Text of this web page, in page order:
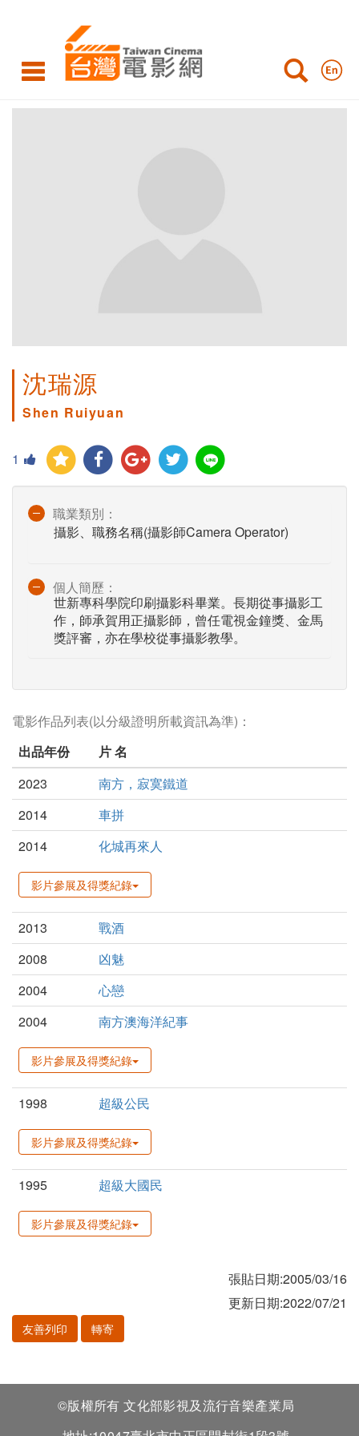
沈瑞源
Shen Ruiyuan
1
職業類別：
攝影、職務名稱(攝影師Camera Operator)
個人簡歷：
世新專科學院印刷攝影科畢業。長期從事攝影工
作，師承賀用正攝影師，曾任電視金鐘獎、金馬
獎評審，亦在學校從事攝影教學。
電影作品列表(以分級證明所載資訊為準)：
出品年份
片 名
2023
南方，寂寞鐵道
2014
車拼
2014
化城再來人
影片參展及得獎紀錄
2013
戰酒
2008
凶魅
2004
心戀
2004
南方澳海洋紀事
影片參展及得獎紀錄
1998 超級公民
影片參展及得獎紀錄
1995 超級大國民
影片參展及得獎紀錄
張貼日期:2005/03/16
更新日期:2022/07/21
友善列印 轉寄
©版權所有 文化部影視及流行音樂產業局